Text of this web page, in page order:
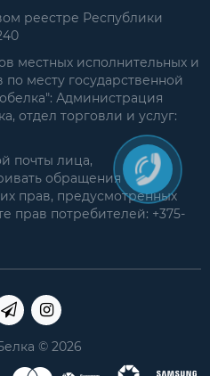
реестре Республики
местных исполнительных и
месту государственной
Администрация
отдел торговли и услуг:
почты лица,
обращения
прав, предусмотренных
прав потребителей: +375-
© 2026